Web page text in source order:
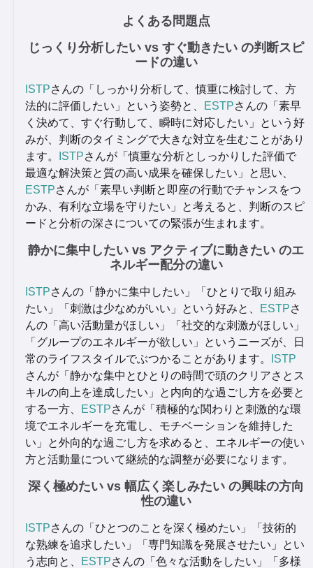
よくある問題点
じっくり分析したい vs すぐ動きたい の判断スピ
ードの違い
ISTPさんの「しっかり分析して、慎重に検討して、方
法的に評価したい」という姿勢と、
ESTPさんの「素早
く決めて、すぐ行動して、瞬時に対応したい」という好
みが、判断のタイミングで大きな対立を生むことがあり
ます。
ISTPさんが「慎重な分析としっかりした評価で
最適な解決策と質の高い成果を確保したい」と思い、
ESTPさんが「素早い判断と即座の行動でチャンスをつ
かみ、有利な立場を守りたい」と考えると、判断のスピ
ードと分析の深さについての緊張が生まれます。
静かに集中したい vs アクティブに動きたい のエ
ネルギー配分の違い
ISTPさんの「静かに集中したい」「ひとりで取り組み
たい」「刺激は少なめがいい」という好みと、
ESTPさ
んの「高い活動量がほしい」「社交的な刺激がほしい」
「グループのエネルギーが欲しい」というニーズが、日
常のライフスタイルでぶつかることがあります。
ISTP
さんが「静かな集中とひとりの時間で頭のクリアさとス
キルの向上を達成したい」と内向的な過ごし方を必要と
する一方、
ESTPさんが「積極的な関わりと刺激的な環
境でエネルギーを充電し、モチベーションを維持した
い」と外向的な過ごし方を求めると、エネルギーの使い
方と活動量について継続的な調整が必要になります。
深く極めたい vs 幅広く楽しみたい の興味の方向
性の違い
ISTPさんの「ひとつのことを深く極めたい」「技術的
な熟練を追求したい」「専門知識を発展させたい」とい
う志向と、
ESTPさんの「色々な活動をしたい」「多様